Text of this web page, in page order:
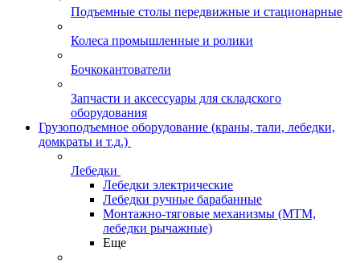
Подъемные столы передвижные и стационарные
Колеса промышленные и ролики
Бочкокантователи
Запчасти и аксессуары для складского
оборудования
Грузоподъемное оборудование (краны, тали, лебедки,
домкраты и т.д.)
Лебедки
Лебедки электрические
Лебедки ручные барабанные
Монтажно-тяговые механизмы (МТМ,
лебедки рычажные)
Еще